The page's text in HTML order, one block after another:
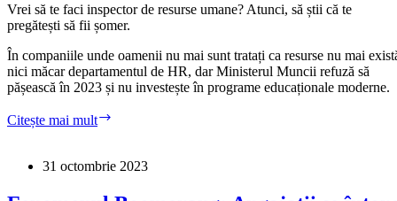
Vrei să te faci inspector de resurse umane? Atunci, să știi că te
pregătești să fii șomer.
În companiile unde oamenii nu mai sunt tratați ca resurse nu mai
nici măcar departamentul de HR, dar Ministerul Muncii refuză să
pășească în 2023 și nu investește în programe educaționale moderne.
Citește mai mult
de
umane
31 octombrie 2023